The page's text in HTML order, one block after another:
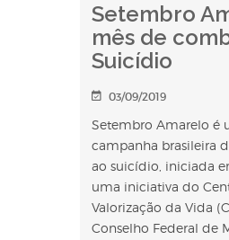
Setembro
mês de
Suicídio
03/09/2019
Setembro Amarelo é
campanha brasileira
ao suicídio, iniciada
uma iniciativa do
Valorização da Vida
Conselho Federal de